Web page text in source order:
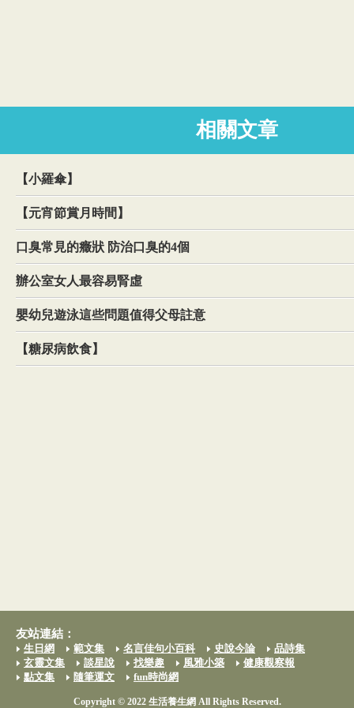
相關文章
【小羅傘】
【元宵節賞月時間】
口臭常見的癥狀 防治口臭的4個
辦公室女人最容易腎虛
嬰幼兒遊泳這些問題值得父母註意
【糖尿病飲食】
友站連結：
生日網 範文集 名言佳句小百科 史說今論
品詩集
玄靈文集
談星說 找樂趣 風雅小築
健康觀察報
點文集
隨筆運文 fun時尚網
Copyright © 2022 生活養生網 All Rights Reserved.